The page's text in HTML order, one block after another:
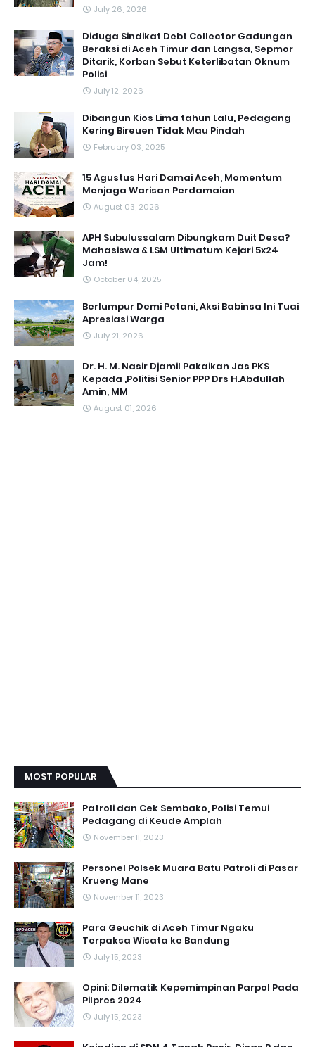
July 26, 2026
Diduga Sindikat Debt Collector Gadungan
Beraksi di Aceh Timur dan Langsa, Sepmor
Ditarik, Korban Sebut Keterlibatan Oknum
Polisi
July 12, 2026
Dibangun Kios Lima tahun Lalu, Pedagang
Kering Bireuen Tidak Mau Pindah
February 03, 2025
15 Agustus Hari Damai Aceh, Momentum
Menjaga Warisan Perdamaian
August 03, 2026
APH Subulussalam Dibungkam Duit Desa?
Mahasiswa & LSM Ultimatum Kejari 5x24
Jam!
October 04, 2025
Berlumpur Demi Petani, Aksi Babinsa Ini Tuai
Apresiasi Warga
July 21, 2026
Dr. H. M. Nasir Djamil Pakaikan Jas PKS
Kepada ,Politisi Senior PPP Drs H.Abdullah
Amin, MM
August 01, 2026
MOST POPULAR
Patroli dan Cek Sembako, Polisi Temui
Pedagang di Keude Amplah
November 11, 2023
Personel Polsek Muara Batu Patroli di Pasar
Krueng Mane
November 11, 2023
Para Geuchik di Aceh Timur Ngaku
Terpaksa Wisata ke Bandung
July 15, 2023
Opini: Dilematik Kepemimpinan Parpol Pada
Pilpres 2024
July 15, 2023